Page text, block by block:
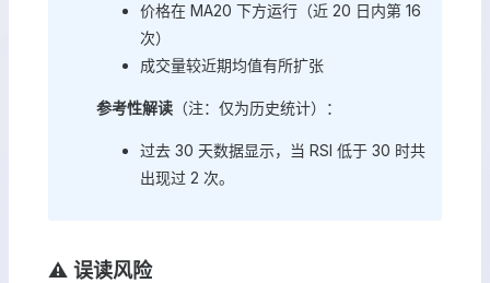
价格在 MA20 下方运行（近 20 日内第 16
次）
成交量较近期均值有所扩张
参考性解读 （注：仅为历史统计）：
过去 30 天数据显示，当 RSI 低于 30 时共
出现过 2 次。
⚠️ 误读风险